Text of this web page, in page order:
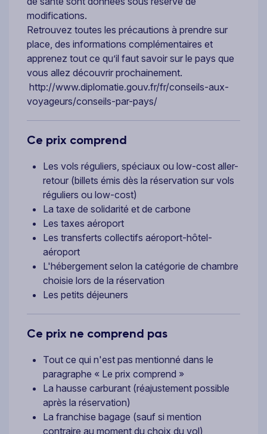
modifications.
Retrouvez toutes les précautions à prendre sur
place, des informations complémentaires et
apprenez tout ce qu’il faut savoir sur le pays que
vous allez découvrir prochainement.
http://www.diplomatie.gouv.fr/fr/conseils-aux-
voyageurs/conseils-par-pays/
Ce prix comprend
Les vols réguliers, spéciaux ou low-cost aller-
retour (billets émis dès la réservation sur vols
réguliers ou low-cost)
La taxe de solidarité et de carbone
Les taxes aéroport
Les transferts collectifs aéroport-hôtel-
aéroport
L'hébergement selon la catégorie de chambre
choisie lors de la réservation
Les petits déjeuners
Ce prix ne comprend pas
Tout ce qui n'est pas mentionné dans le
paragraphe « Le prix comprend »
La hausse carburant (réajustement possible
après la réservation)
La franchise bagage (sauf si mention
contraire au moment du choix du vol)